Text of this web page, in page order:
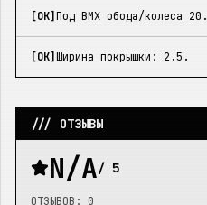
[OK] Под BMX обода/колеса 20.
[OK] Ширина покрышки: 2.5.
/// ОТЗЫВЫ
N/A/ 5
ОТЗЫВОВ: 0